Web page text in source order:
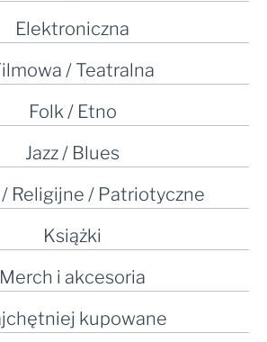
Elektroniczna
/ Teatralna
Folk / Etno
Jazz / Blues
Religijne / Patriotyczne
Książki
Merch i akcesoria
kupowane